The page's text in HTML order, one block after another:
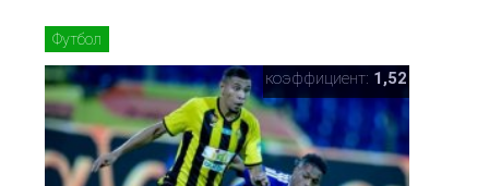
Футбол
коэффициент: 1,52